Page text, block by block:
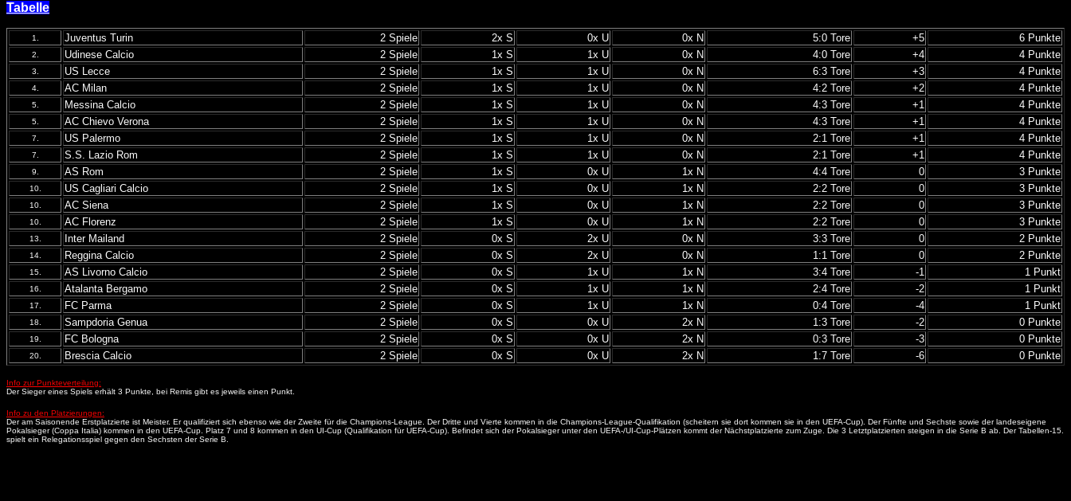
Tabelle
1. Juventus Turin 2 Spiele 2x S 0x U 0x N 5:0 Tore +5 6 Punkte
2. Udinese Calcio 2 Spiele 1x S 1x U 0x N 4:0 Tore +4 4 Punkte
3. US Lecce 2 Spiele 1x S 1x U 0x N 6:3 Tore +3 4 Punkte
4. AC Milan 2 Spiele 1x S 1x U 0x N 4:2 Tore +2 4 Punkte
5. Messina Calcio 2 Spiele 1x S 1x U 0x N 4:3 Tore +1 4 Punkte
5. AC Chievo Verona 2 Spiele 1x S 1x U 0x N 4:3 Tore +1 4 Punkte
7. US Palermo 2 Spiele 1x S 1x U 0x N 2:1 Tore +1 4 Punkte
7. S.S. Lazio Rom 2 Spiele 1x S 1x U 0x N 2:1 Tore +1 4 Punkte
9. AS Rom 2 Spiele 1x S 0x U 1x N 4:4 Tore 0 3 Punkte
10. US Cagliari Calcio 2 Spiele 1x S 0x U 1x N 2:2 Tore 0 3 Punkte
10. AC Siena 2 Spiele 1x S 0x U 1x N 2:2 Tore 0 3 Punkte
10. AC Florenz 2 Spiele 1x S 0x U 1x N 2:2 Tore 0 3 Punkte
13. Inter Mailand 2 Spiele 0x S 2x U 0x N 3:3 Tore 0 2 Punkte
14. Reggina Calcio 2 Spiele 0x S 2x U 0x N 1:1 Tore 0 2 Punkte
15. AS Livorno Calcio 2 Spiele 0x S 1x U 1x N 3:4 Tore -1 1 Punkt
16. Atalanta Bergamo 2 Spiele 0x S 1x U 1x N 2:4 Tore -2 1 Punkt
17. FC Parma 2 Spiele 0x S 1x U 1x N 0:4 Tore -4 1 Punkt
18. Sampdoria Genua 2 Spiele 0x S 0x U 2x N 1:3 Tore -2 0 Punkte
19. FC Bologna 2 Spiele 0x S 0x U 2x N 0:3 Tore -3 0 Punkte
20. Brescia Calcio 2 Spiele 0x S 0x U 2x N 1:7 Tore -6 0 Punkte
Info zur Punkteverteilung:
Der Sieger eines Spiels erhält 3 Punkte, bei Remis gibt es jeweils einen Punkt.
Info zu den Platzierungen:
Der am Saisonende Erstplatzierte ist Meister. Er qualifiziert sich ebenso wie der Zweite für die Champions-League. Der Dritte und Vierte kommen in die Champions-League-Qualifikation (scheitern sie dort kommen sie in den UEFA-Cup). Der Fünfte und Sechste sowie der landeseigene
Pokalsieger (Coppa Italia) kommen in den UEFA-Cup. Platz 7 und 8 kommen in den UI-Cup (Qualifikation für UEFA-Cup). Befindet sich der Pokalsieger unter den UEFA-/UI-Cup-Plätzen kommt der Nächstplatzierte zum Zuge. Die 3 Letztplatzierten steigen in die Serie B ab. Der Tabellen-15.
spielt ein Relegationsspiel gegen den Sechsten der Serie B.